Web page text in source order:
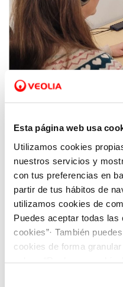
Esta página web usa
Utilizamos cookies
nuestros servicios y
con tus preferencias en
partir de tus hábitos de
utilizamos cookies de
Puedes aceptar todas las
cookies”· También
cookies de forma
28 AGO 2023
Hidraqua y sus
apuestan por la
adaptada para la